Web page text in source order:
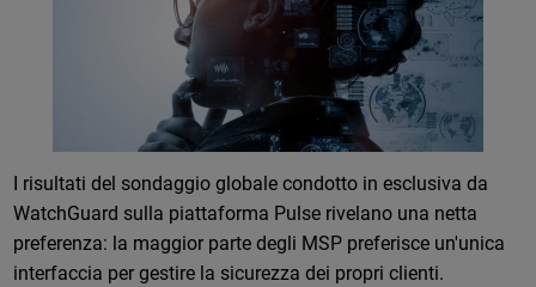
I risultati del sondaggio globale condotto in esclusiva da
WatchGuard sulla piattaforma Pulse rivelano una netta
preferenza: la maggior parte degli MSP preferisce un'unica
interfaccia per gestire la sicurezza dei propri clienti.